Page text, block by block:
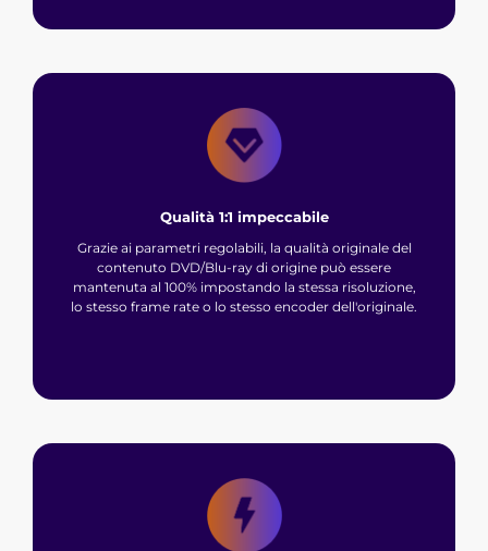
Qualità 1:1 impeccabile
Grazie ai parametri regolabili, la qualità originale del
contenuto DVD/Blu-ray di origine può essere
mantenuta al 100% impostando la stessa risoluzione,
lo stesso frame rate o lo stesso encoder dell'originale.